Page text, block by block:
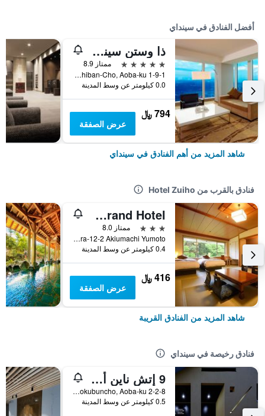
أفضل الفنادق في سينداي
ذا وستن سينداي
5 نجوم
ممتاز 8.9
1-9-1 Ichiban-Cho, Aoba-ku, سينداي, اليابان
0.0 كيلومتر عن وسط المدينة
794 ﷼
عرض الصفقة
شاهد المزيد من أهم الفنادق في سينداي
فنادق بالقرب من Hotel Zuiho
Akiu Grand Hotel
3 نجوم
ممتاز 8.0
Biwahara-12-2 Akiumachi Yumoto, سينداي, اليابان
0.4 كيلومتر عن وسط المدينة
416 ﷼
عرض الصفقة
شاهد المزيد من الفنادق القريبة
فنادق رخيصة في سينداي
9 إتش ناين أوارز سنداي
2-2-8 Kokubuncho, Aoba-ku, سينداي, اليابان
0.5 كيلومتر عن وسط المدينة